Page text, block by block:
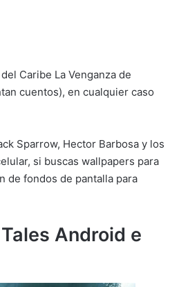
Caribe La Venganza de
cuentos), en cualquier caso
Sparrow, Hector Barbosa y los
si buscas wallpapers para
de fondos de pantalla para
Android e